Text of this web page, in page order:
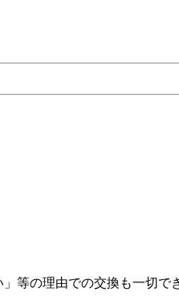
等の理由での交換も一切で